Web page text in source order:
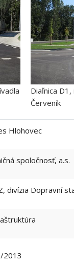
Diaľnica
Červeník
Hlohovec
spoločnosť, a.s.
divízia Dopravní
2013